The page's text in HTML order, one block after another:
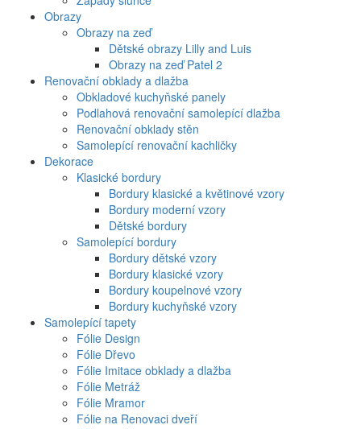
Obrazy
Obrazy na zeď
Dětské obrazy Lilly and Luis
Obrazy na zeď Patel 2
Renovační obklady a dlažba
Obkladové kuchyňské panely
Podlahová renovační samolepící dlažba
Renovační obklady stěn
Samolepící renovační kachličky
Dekorace
Klasické bordury
Bordury klasické a květinové vzory
Bordury moderní vzory
Dětské bordury
Samolepící bordury
Bordury dětské vzory
Bordury klasické vzory
Bordury koupelnové vzory
Bordury kuchyňské vzory
Samolepící tapety
Fólie Design
Fólie Dřevo
Fólie Imitace obklady a dlažba
Fólie Metráž
Fólie Mramor
Fólie na Renovaci dveří